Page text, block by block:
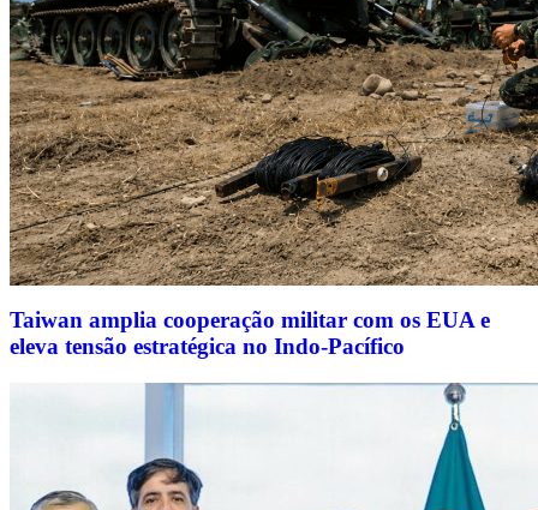
Taiwan amplia cooperação militar com os EUA e
eleva tensão estratégica no Indo-Pacífico